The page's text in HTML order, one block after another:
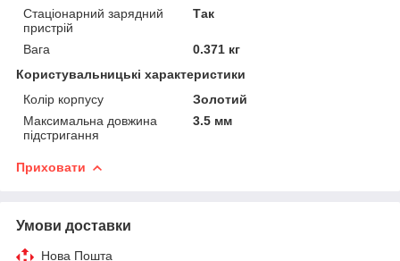
Стаціонарний зарядний
пристрій
Так
Вага
0.371 кг
Користувальницькі характеристики
Колір корпусу
Золотий
Максимальна довжина
підстригання
3.5 мм
Приховати
Умови доставки
Нова Пошта